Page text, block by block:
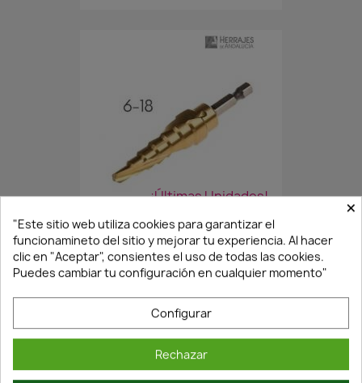
¡Últimas Unidades!
BROCA CÓNICA PARA METAL...
52,59 €36,81 €
×
"Este sitio web utiliza cookies para garantizar el
funcionamineto del sitio y mejorar tu experiencia. Al hacer
clic en "Aceptar", consientes el uso de todas las cookies.
Puedes cambiar tu configuración en cualquier momento"
Configurar
Rechazar